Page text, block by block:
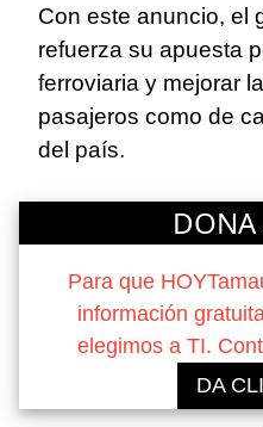
Con este anuncio, el
refuerza su apuesta
ferroviaria y mejorar
pasajeros como de
del país.
Para que
información
elegimos a TI.
DA